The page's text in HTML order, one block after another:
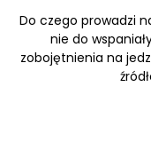
Do czego prowadzi
nie do
zobojętnienia na